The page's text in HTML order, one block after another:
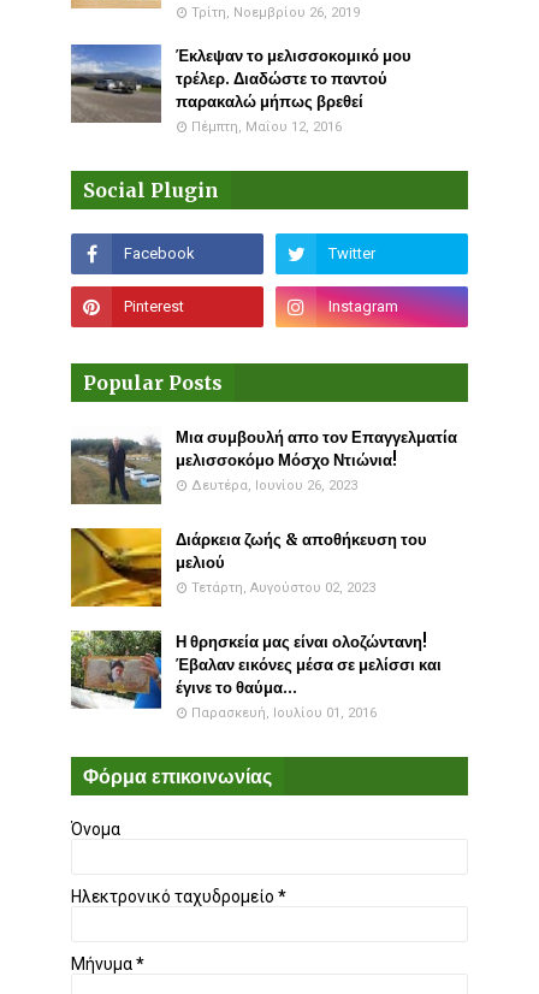
Τρίτη, Νοεμβρίου 26, 2019
Έκλεψαν το μελισσοκομικό μου
τρέλερ. Διαδώστε το παντού
παρακαλώ μήπως βρεθεί
Πέμπτη, Μαΐου 12, 2016
Social Plugin
Popular Posts
Μια συμβουλή απο τον Επαγγελματία
μελισσοκόμο Μόσχο Ντιώνια!
Δευτέρα, Ιουνίου 26, 2023
Διάρκεια ζωής & αποθήκευση του
μελιού
Τετάρτη, Αυγούστου 02, 2023
Η θρησκεία μας είναι ολοζώντανη!
Έβαλαν εικόνες μέσα σε μελίσσι και
έγινε το θαύμα...
Παρασκευή, Ιουλίου 01, 2016
Φόρμα επικοινωνίας
Όνομα
Ηλεκτρονικό ταχυδρομείο *
Μήνυμα*